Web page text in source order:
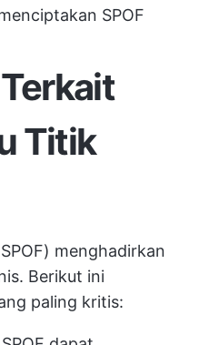
SPOF
Titik
menghadirkan
Berikut ini
paling kritis: